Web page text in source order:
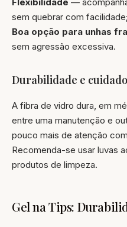
sem quebrar com facilidade;
Boa opção para unhas
sem agressão excessiva.
Durabilidade e
A fibra de vidro dura, em
entre uma manutenção e
pouco mais de atenção
Recomenda-se usar luvas
produtos de limpeza.
Gel na Tips: